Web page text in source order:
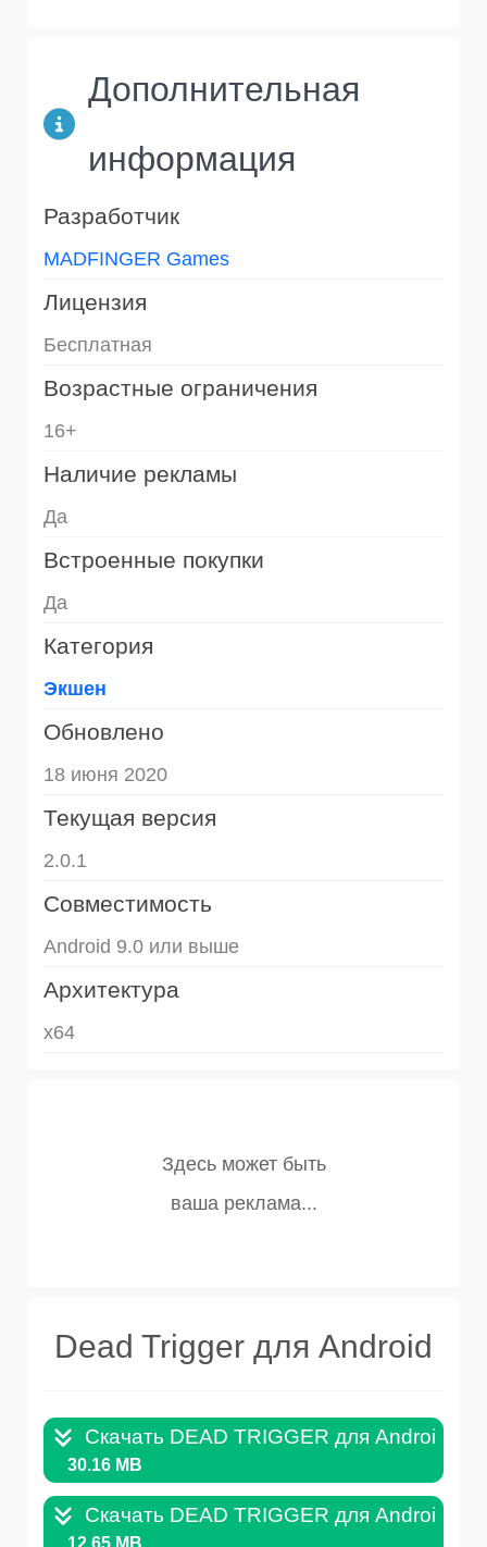
Дополнительная
информация
Разработчик
MADFINGER Games
Лицензия
Бесплатная
Возрастные ограничения
16+
Наличие рекламы
Да
Встроенные покупки
Да
Категория
Экшен
Обновлено
18 июня 2020
Текущая версия
2.0.1
Совместимость
Android 9.0 или выше
Архитектура
x64
Dead Trigger для Android
Скачать DEAD TRIGGER для Android
30.16 MB
Скачать DEAD TRIGGER для Android
12.65 MB